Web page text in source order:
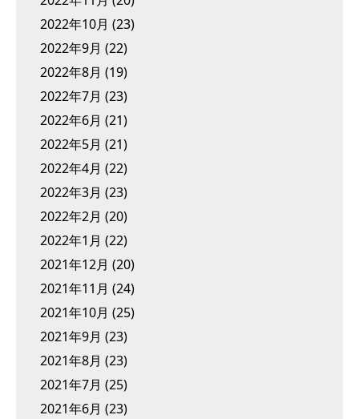
2022年10月 (23)
2022年9月 (22)
2022年8月 (19)
2022年7月 (23)
2022年6月 (21)
2022年5月 (21)
2022年4月 (22)
2022年3月 (23)
2022年2月 (20)
2022年1月 (22)
2021年12月 (20)
2021年11月 (24)
2021年10月 (25)
2021年9月 (23)
2021年8月 (23)
2021年7月 (25)
2021年6月 (23)